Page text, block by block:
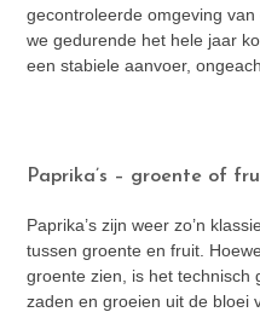
gecontroleerde omgeving
we gedurende het hele jaar
een stabiele aanvoer,
Paprika’s – groente of
Paprika’s zijn weer zo’n
tussen groente en fruit.
groente zien, is het technisch
zaden en groeien uit de bloei